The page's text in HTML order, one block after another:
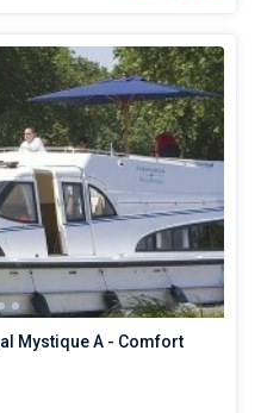
Mystique A - Comfort